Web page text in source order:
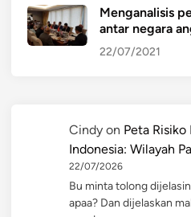
Menganalisis
antar negara
22/07/2021
Cindy on Peta
Indonesia: Wilayah
22/07/2026
Bu minta tolong
apaa? Dan dijelaskan